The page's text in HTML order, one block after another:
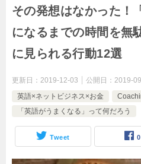
その発想はなかった！
になるまでの時間を無
に見られる行動12選
更新日： 2019-12-03 公開日： 2019-
英語×ネットビジネス×お金
「英語がうまくなる」って何だろう
Tweet 0